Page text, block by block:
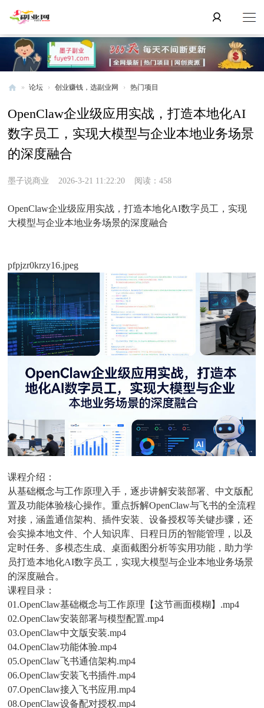
业
网
» 论坛 › 创业赚钱，选副业网 › 热门项目
OpenClaw企业级应用实战，打造本地化AI
数字员工，实现大模型与企业本地业务场景
的深度融合
墨子说商业 2026-3-21 11:22:20 阅读：458
OpenClaw企业级应用实战，打造本地化AI数字员工，实现
大模型与企业本地业务场景的深度融合
pfpjzr0krzy16.jpeg
课程介绍：
从基础概念与工作原理入手，逐步讲解安装部署、中文版配
置及功能体验核心操作。重点拆解OpenClaw与飞书的全流程
对接，涵盖通信架构、插件安装、设备授权等关键步骤，还
会实操本地文件、个人知识库、日程日历的智能管理，以及
定时任务、多模态生成、桌面截图分析等实用功能，助力学
员打造本地化AI数字员工，实现大模型与企业本地业务场景
的深度融合。
课程目录：
01.OpenClaw基础概念与工作原理【这节画面模糊】.mp4
02.OpenClaw安装部署与模型配置.mp4
03.OpenClaw中文版安装.mp4
04.OpenClaw功能体验.mp4
05.OpenClaw飞书通信架构.mp4
06.OpenClaw安装飞书插件.mp4
07.OpenClaw接入飞书应用.mp4
08.OpenClaw设备配对授权.mp4